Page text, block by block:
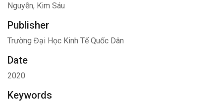
Nguyễn, Kim Sáu
Publisher
Trường Đại Học Kinh Tế Quốc Dân
Date
2020
Keywords